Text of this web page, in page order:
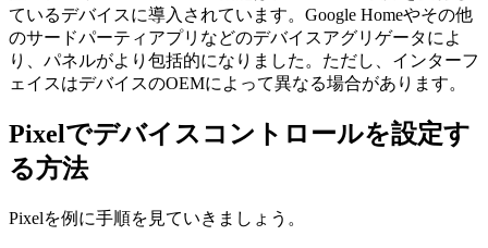
ているデバイスに導入されています。Google Homeやその他
のサードパーティアプリなどのデバイスアグリゲータによ
り、パネルがより包括的になりました。ただし、インターフ
ェイスはデバイスのOEMによって異なる場合があります。
Pixelでデバイスコントロールを設定す
る方法
Pixelを例に手順を見ていきましょう。